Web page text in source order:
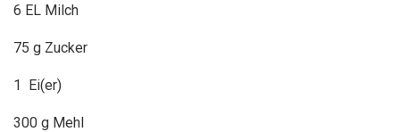
6 EL Milch
75 g Zucker
1 Ei(er)
300 g Mehl